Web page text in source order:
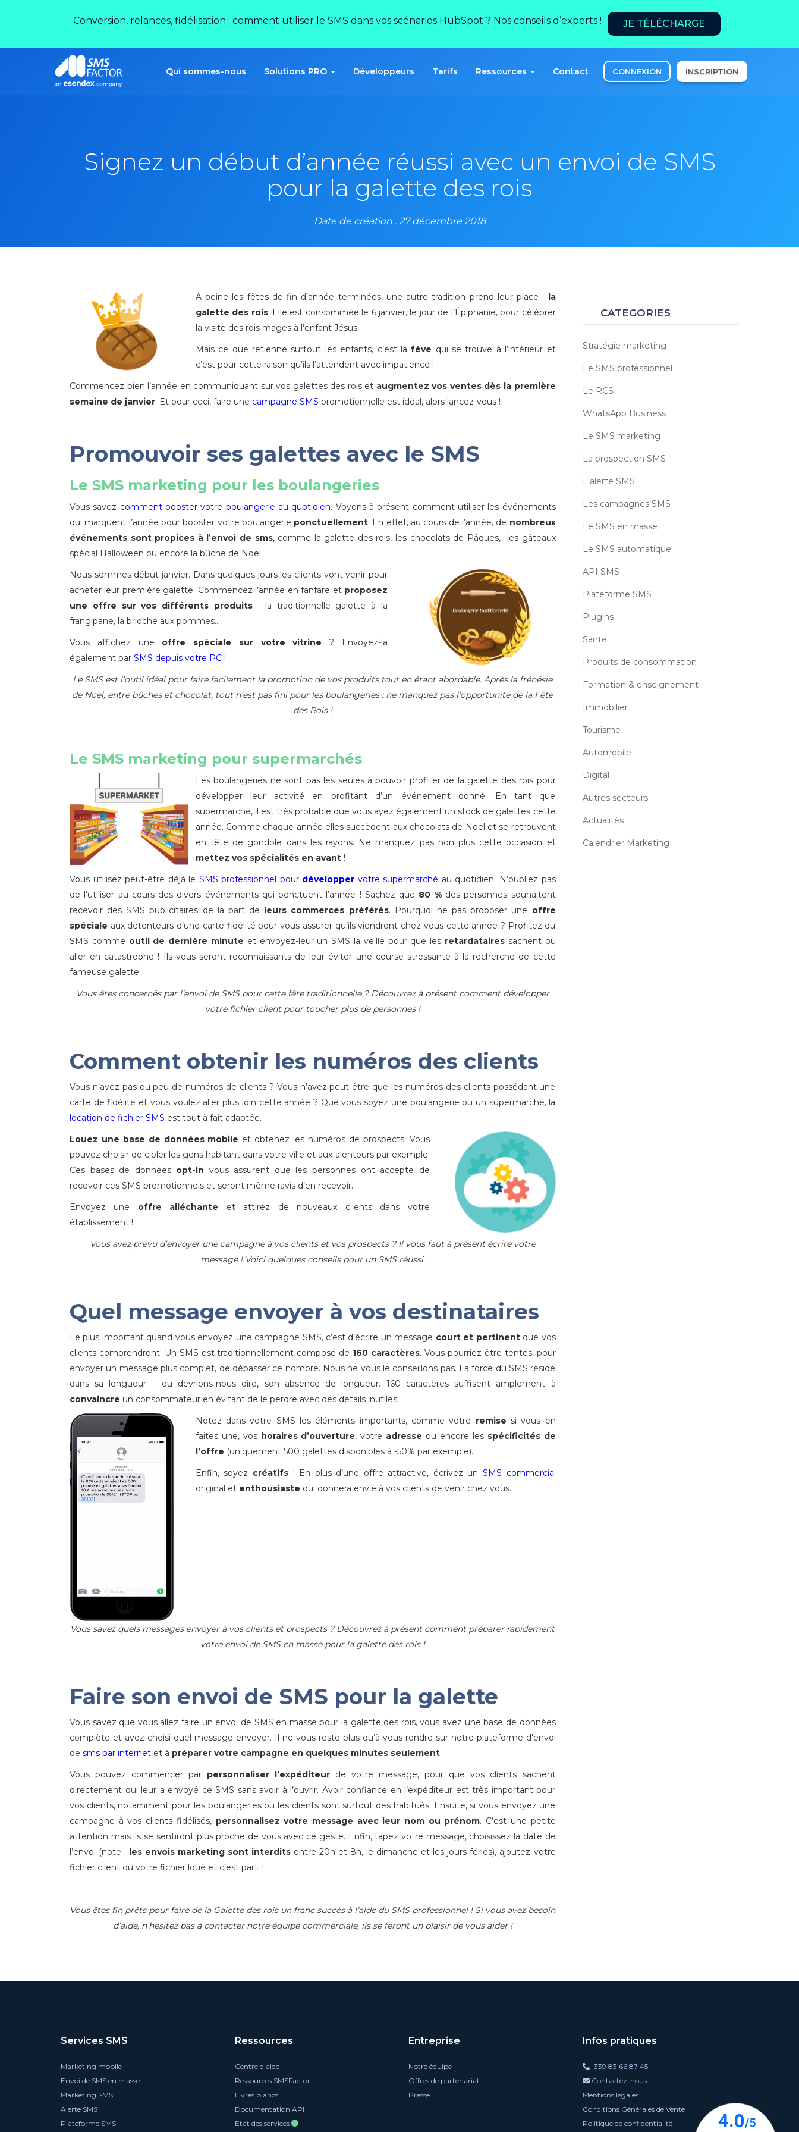
Conversion, relances, fidélisation : comment utiliser le SMS dans vos scénarios HubSpot ? Nos conseils d’experts ! JE TÉLÉCHARGE
Qui sommes-nous Solutions PRO Développeurs Tarifs Ressources Contact CONNEXION INSCRIPTION
Signez un début d’année réussi avec un envoi de SMS
pour la galette des rois
Date de création : 27 décembre 2018
A peine les fêtes de fin d’année terminées, une autre tradition prend leur place : la
galette des rois. Elle est consommée le 6 janvier, le jour de l’Épiphanie, pour célébrer
la visite des rois mages à l’enfant Jésus.
Mais ce que retienne surtout les enfants, c’est lafève qui se trouve à l’intérieur et
c’est pour cette raison qu’ils l’attendent avec impatience !
Commencez bien l’année en communiquant sur vos galettes des rois et augmentez vos ventes dès la première
semaine de janvier. Et pour ceci, faire une campagne SMS promotionnelle est idéal, alors lancez-vous !
Promouvoir ses galettes avec le SMS
Le SMS marketing pour les boulangeries
Vous savez comment booster votre boulangerie au quotidien. Voyons à présent comment utiliser les événements
qui marquent l’année pour booster votre boulangerie ponctuellement. En effet, au cours de l’année, de nombreux
événements sont propices à l’envoi de sms, comme la galette des rois, les chocolats de Pâques, les gâteaux
spécial Halloween ou encore la bûche de Noël.
Nous sommes début janvier. Dans quelques jours les clients vont venir pour
acheter leur première galette. Commencez l’année en fanfare et proposez
une offre sur vos différents produits : la traditionnelle galette à la
frangipane, la brioche aux pommes…
Vous affichez une offre spéciale sur votre vitrine ? Envoyez-la
également par SMS depuis votre PC !
Le SMS est l’outil idéal pour faire facilement la promotion de vos produits tout en étant abordable. Après la frénésie
de Noël, entre bûches et chocolat, tout n’est pas fini pour les boulangeries : ne manquez pas l’opportunité de la Fête
des Rois !
Le SMS marketing pour supermarchés
Les boulangeries ne sont pas les seules à pouvoir profiter de la galette des rois pour
développer leur activité en profitant d’un événement donné. En tant que
supermarché, il est très probable que vous ayez également un stock de galettes cette
année. Comme chaque année elles succèdent aux chocolats de Noel et se retrouvent
en tête de gondole dans les rayons. Ne manquez pas non plus cette occasion et
mettez vos spécialités en avant!
Vous utilisez peut-être déjà le SMS professionnel pour développer votre supermarché au quotidien. N’oubliez pas
de l’utiliser au cours des divers événements qui ponctuent l’année ! Sachez que 80 %des personnes souhaitent
recevoir des SMS publicitaires de la part de leurs commerces préférés. Pourquoi ne pas proposer une offre
spéciale aux détenteurs d’une carte fidélité pour vous assurer qu’ils viendront chez vous cette année ? Profitez du
SMS comme outil de dernière minute et envoyez-leur un SMS la veille pour que les retardatairessachent où
aller en catastrophe ! Ils vous seront reconnaissants de leur éviter une course stressante à la recherche de cette
fameuse galette.
Vous êtes concernés par l’envoi de SMS pour cette fête traditionnelle ? Découvrez à présent comment développer
votre fichier client pour toucher plus de personnes !
Comment obtenir les numéros des clients
Vous n’avez pas ou peu de numéros de clients ? Vous n’avez peut-être que les numéros des clients possédant une
carte de fidélité et vous voulez aller plus loin cette année ? Que vous soyez une boulangerie ou un supermarché, la
location de fichier SMS est tout à fait adaptée.
Louez une base de données mobile et obtenez les numéros de prospects. Vous
pouvez choisir de cibler les gens habitant dans votre ville et aux alentours par exemple.
Ces bases de données opt-in vous assurent que les personnes ont accepté de
recevoir ces SMS promotionnels et seront même ravis d’en recevoir.
Envoyez une offre alléchante et attirez de nouveaux clients dans votre
établissement !
Vous avez prévu d’envoyer une campagne à vos clients et vos prospects ? Il vous faut à présent écrire votre
message ! Voici quelques conseils pour un SMS réussi.
Quel message envoyer à vos destinataires
Le plus important quand vous envoyez une campagne SMS, c’est d’écrire un message court et pertinentque vos
clients comprendront. Un SMS est traditionnellement composé de 160 caractères. Vous pourriez être tentés, pour
envoyer un message plus complet, de dépasser ce nombre. Nous ne vous le conseillons pas. La force du SMS réside
dans sa longueur – ou devrions-nous dire, son absence de longueur. 160 caractères suffisent amplement à
convaincre un consommateur en évitant de le perdre avec des détails inutiles.
Notez dans votre SMS les éléments importants, comme votre remise si vous en
faites une, vos horaires d’ouverture, votre adresse ou encore les spécificités de
l’offre (uniquement 500 galettes disponibles à -50% par exemple).
Enfin, soyez créatifs ! En plus d’une offre attractive, écrivez un SMS commercial
original et enthousiaste qui donnera envie à vos clients de venir chez vous.
Vous savez quels messages envoyer à vos clients et prospects ? Découvrez à présent comment préparer rapidement
votre envoi de SMS en masse pour la galette des rois !
Faire son envoi de SMS pour la galette
Vous savez que vous allez faire un envoi de SMS en masse pour la galette des rois, vous avez une base de données
complète et avez choisi quel message envoyer. Il ne vous reste plus qu’à vous rendre sur notre plateforme d'envoi
de sms par internet et à préparer votre campagne en quelques minutes seulement.
Vous pouvez commencer par personnaliser l’expéditeur de votre message, pour que vos clients sachent
directement qui leur a envoyé ce SMS sans avoir à l’ouvrir. Avoir confiance en l’expéditeur est très important pour
vos clients, notamment pour les boulangeries où les clients sont surtout des habitués. Ensuite, si vous envoyez une
campagne à vos clients fidélisés, personnalisez votre message avec leur nom ou prénom. C’est une petite
attention mais ils se sentiront plus proche de vous avec ce geste. Enfin, tapez votre message, choisissez la date de
l’envoi (note : les envois marketing sont interdits entre 20h et 8h, le dimanche et les jours fériés), ajoutez votre
fichier client ou votre fichier loué et c’est parti !
Vous êtes fin prêts pour faire de la Galette des rois un franc succès à l’aide du SMS professionnel ! Si vous avez besoin
d’aide, n’hésitez pas à contacter notre équipe commerciale, ils se feront un plaisir de vous aider !
CATEGORIES
Stratégie marketing
Le SMS professionnel
Le RCS
WhatsApp Business
Le SMS marketing
La prospection SMS
L'alerte SMS
Les campagnes SMS
Le SMS en masse
Le SMS automatique
API SMS
Plateforme SMS
Plugins
Santé
Produits de consommation
Formation & enseignement
Immobilier
Tourisme
Automobile
Digital
Autres secteurs
Actualités
Calendrier Marketing
Services SMS
Marketing mobile
Envoi de SMS en masse
Marketing SMS
Alerte SMS
Plateforme SMS
Ressources
Centre d'aide
Ressources SMSFactor
Livres blancs
Documentation API
Etat des services
Entreprise
Notre équipe
Offres de partenariat
Presse
Infos pratiques
+339 83 66 87 45
Contactez-nous
Mentions légales
Conditions Générales de Vente
Politique de confidentialité